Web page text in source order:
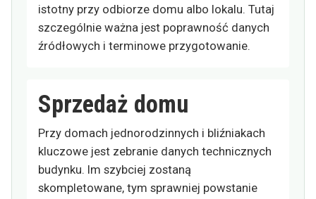
istotny przy odbiorze domu albo lokalu. Tutaj
szczególnie ważna jest poprawność danych
źródłowych i terminowe przygotowanie.
Sprzedaż domu
Przy domach jednorodzinnych i bliźniakach
kluczowe jest zebranie danych technicznych
budynku. Im szybciej zostaną
skompletowane, tym sprawniej powstanie